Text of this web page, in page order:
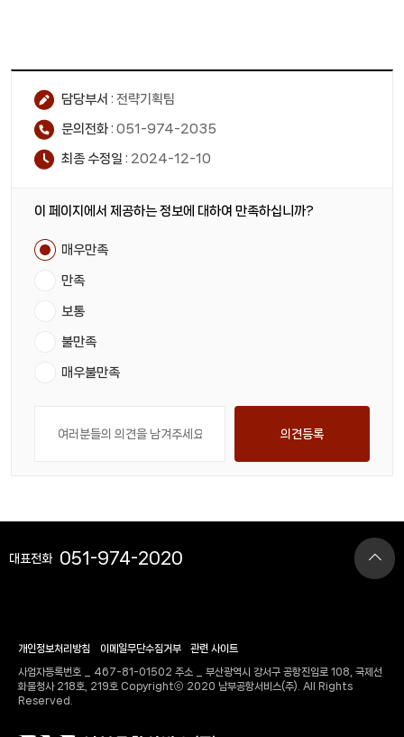
담당부서 : 전략기획팀
문의전화 : 051-974-2035
최종 수정일 : 2024-12-10
이 페이지에서 제공하는 정보에 대하여 만족하십니까?
매우만족
만족
보통
불만족
매우불만족
의견등록
대표전화 051-974-2020
개인정보처리방침 이메일무단수집거부 관련 사이트
사업자등록번호 _ 467-81-01502 주소 _ 부산광역시 강서구 공항진입로 108, 국제선
화물청사 218호, 219호 Copyrightⓒ 2020 남부공항서비스(주). All Rights
Reserved.